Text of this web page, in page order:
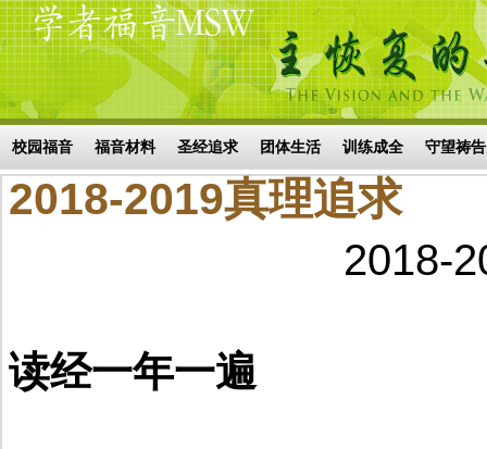
Skip to main content
搜索表单
校园福音 福音材料 圣经追求 团体生活 训练成全 守望祷告
2018-2019真理追求
2018-
读经一年一遍